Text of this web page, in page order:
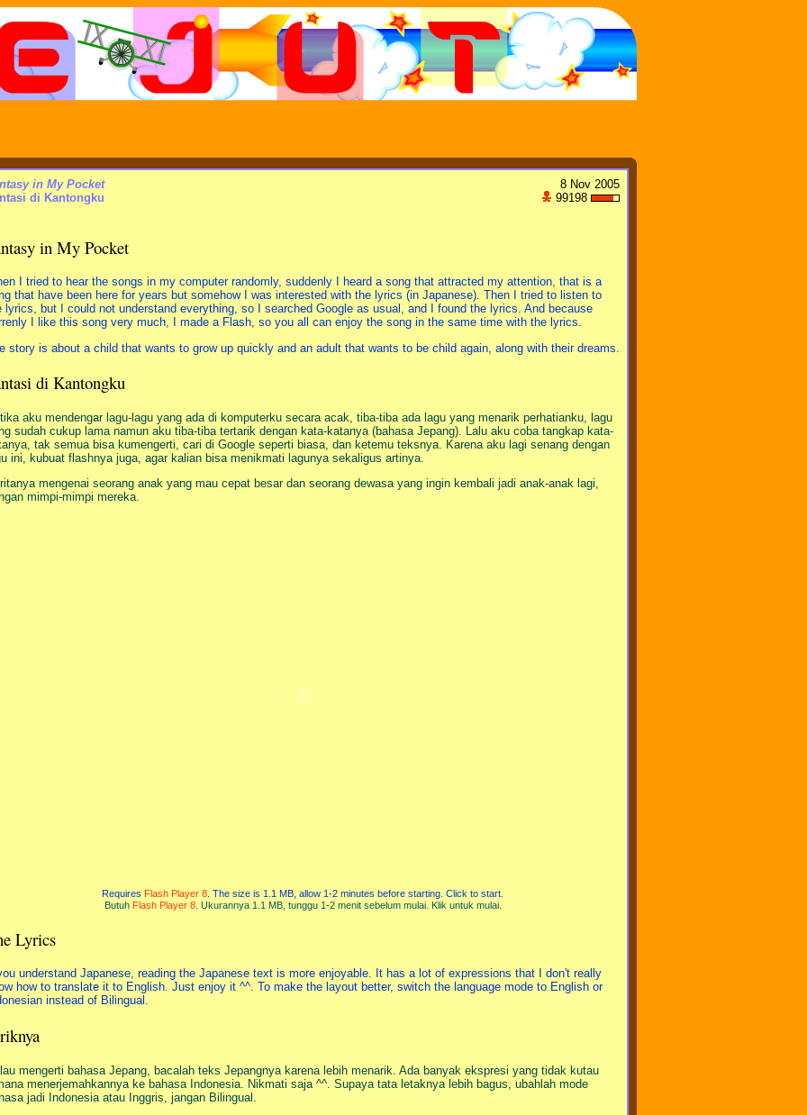
8 Nov 2005
99198
in My Pocket
di Kantongku
in My Pocket
I tried to hear the songs in my computer randomly, suddenly I heard a song that attracted my attention, that is a
that have been here for years but somehow I was interested with the lyrics (in Japanese). Then I tried to listen to
lyrics, but I could not understand everything, so I searched Google as usual, and I found the lyrics. And because
I like this song very much, I made a Flash, so you all can enjoy the song in the same time with the lyrics.
story is about a child that wants to grow up quickly and an adult that wants to be child again, along with their dreams.
di Kantongku
aku mendengar lagu-lagu yang ada di komputerku secara acak, tiba-tiba ada lagu yang menarik perhatianku, lagu
sudah cukup lama namun aku tiba-tiba tertarik dengan kata-katanya (bahasa Jepang). Lalu aku coba tangkap kata-
tak semua bisa kumengerti, cari di Google seperti biasa, dan ketemu teksnya. Karena aku lagi senang dengan
ini, kubuat flashnya juga, agar kalian bisa menikmati lagunya sekaligus artinya.
mengenai seorang anak yang mau cepat besar dan seorang dewasa yang ingin kembali jadi anak-anak lagi,
mimpi-mimpi mereka.
Requires Flash Player 8 . The size is 1.1 MB, allow 1-2 minutes before starting. Click to start.
Butuh Flash Player 8. Ukurannya 1.1 MB, tunggu 1-2 menit sebelum mulai. Klik untuk mulai.
Lyrics
understand Japanese, reading the Japanese text is more enjoyable. It has a lot of expressions that I don't really
how to translate it to English. Just enjoy it ^^. To make the layout better, switch the language mode to English or
instead of Bilingual.
mengerti bahasa Jepang, bacalah teks Jepangnya karena lebih menarik. Ada banyak ekspresi yang tidak kutau
menerjemahkannya ke bahasa Indonesia. Nikmati saja ^^. Supaya tata letaknya lebih bagus, ubahlah mode
jadi Indonesia atau Inggris, jangan Bilingual.